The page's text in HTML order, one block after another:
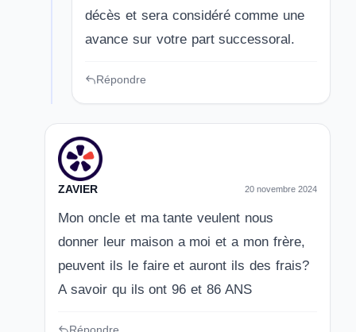
décès et sera considéré comme une
avance sur votre part successoral.
Répondre
ZAVIER 20 novembre 2024
Mon oncle et ma tante veulent nous
donner leur maison a moi et a mon frère,
peuvent ils le faire et auront ils des frais?
A savoir qu ils ont 96 et 86 ANS